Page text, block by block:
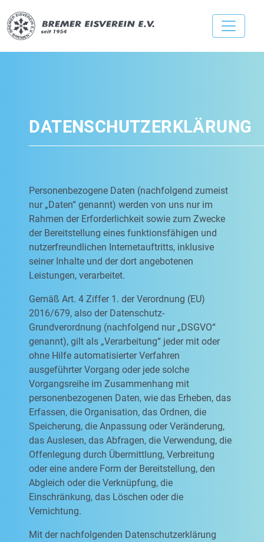
DATENSCHUTZERKLÄRUNG
Personenbezogene Daten (nachfolgend zumeist
nur „Daten“ genannt) werden von uns nur im
Rahmen der Erforderlichkeit sowie zum Zwecke
der Bereitstellung eines funktionsfähigen und
nutzerfreundlichen Internetauftritts, inklusive
seiner Inhalte und der dort angebotenen
Leistungen, verarbeitet.
Gemäß Art. 4 Ziffer 1. der Verordnung (EU)
2016/679, also der Datenschutz-
Grundverordnung (nachfolgend nur „DSGVO“
genannt), gilt als „Verarbeitung“ jeder mit oder
ohne Hilfe automatisierter Verfahren
ausgeführter Vorgang oder jede solche
Vorgangsreihe im Zusammenhang mit
personenbezogenen Daten, wie das Erheben, das
Erfassen, die Organisation, das Ordnen, die
Speicherung, die Anpassung oder Veränderung,
das Auslesen, das Abfragen, die Verwendung, die
Offenlegung durch Übermittlung, Verbreitung
oder eine andere Form der Bereitstellung, den
Abgleich oder die Verknüpfung, die
Einschränkung, das Löschen oder die
Vernichtung.
Mit der nachfolgenden Datenschutzerklärung